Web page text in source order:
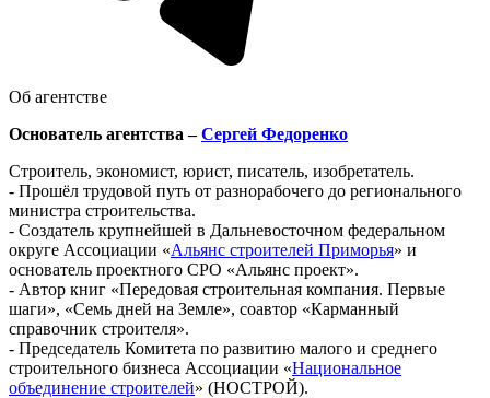
Об агентстве
Основатель агентства –Сергей Федоренко
Строитель, экономист, юрист, писатель, изобретатель.
- Прошёл трудовой путь от разнорабочего до регионального
министра строительства.
- Создатель крупнейшей в Дальневосточном федеральном
округе Ассоциации «Альянс строителей Приморья» и
основатель проектного СРО «Альянс проект».
- Автор книг «Передовая строительная компания. Первые
шаги», «Семь дней на Земле», соавтор «Карманный
справочник строителя».
- Председатель Комитета по развитию малого и среднего
строительного бизнеса Ассоциации «Национальное
объединение строителей» (НОСТРОЙ).